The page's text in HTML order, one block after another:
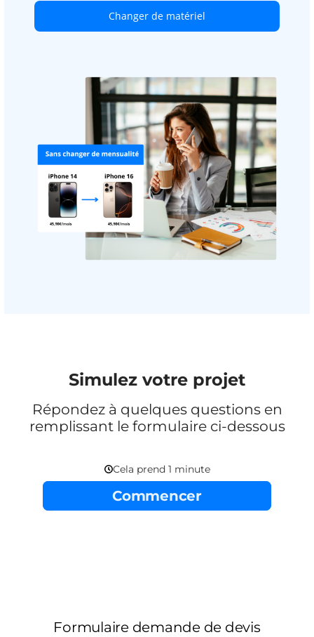
Changer de matériel
Simulez votre projet
Répondez à quelques questions en
remplissant le formulaire ci-dessous